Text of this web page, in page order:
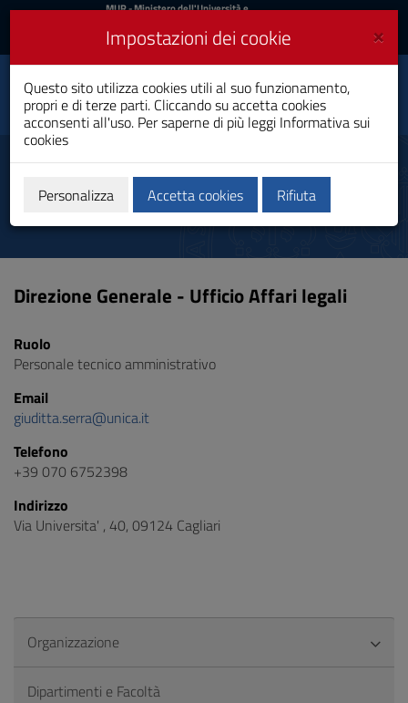
Vai
al
navigazione
sito
al
MIUR
Accedi
MUR- Ministero dell'Università e
Accedi UniCA News
Toggle
navigation
Università degli
Studi di Cagliari
Serra Giuditta
Direzione Generale - Ufficio Affari legali
Ruolo
Personale tecnico amministrativo
Email
giuditta.serra@unica.it
Telefono
+39 070 6752398
Indirizzo
Via Universita' , 40, 09124 Cagliari
Organizzazione
Dipartimenti e Facoltà
×
Impostazioni dei cookie
Questo sito utilizza cookies utili al suo funzionamento,
propri e di terze parti. Cliccando su accetta cookies
acconsenti all'uso. Per saperne di più leggi Informativa sui
cookies
Personalizza Accetta cookies Rifiuta